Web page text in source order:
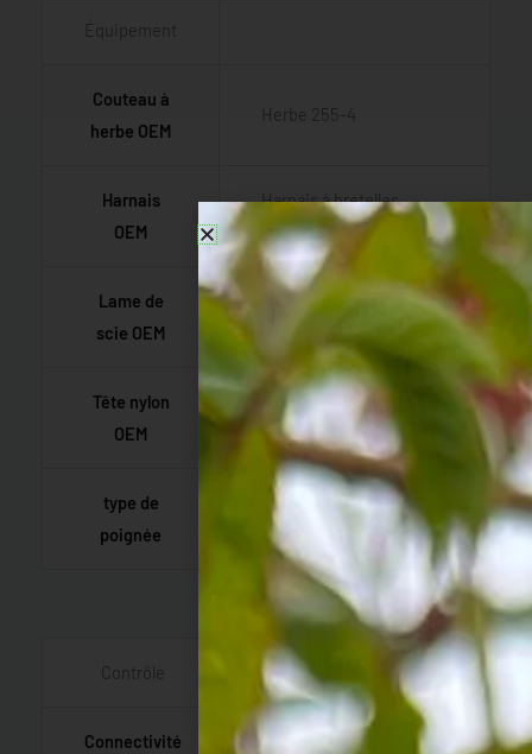
Équipement
Couteau à
herbe OEM
Herbe 255-4
Harnais
OEM
Harnais à bretelles
doubles
Lame de
scie OEM
Tête nylon
OEM
T35 M10
type de
poignée
Forme en T
Contrôle
Connectivité